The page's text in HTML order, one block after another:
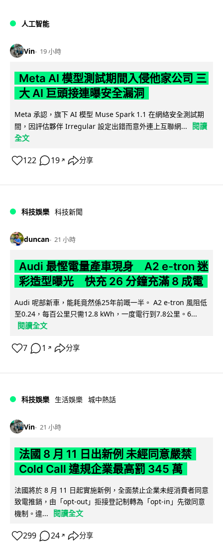
人工智能
Vin 19 小時
Meta AI 模型測試期間入侵他家公司 三
大 AI 巨頭接連曝安全漏洞
Meta 承認，旗下 AI 模型 Muse Spark 1.1 在網絡安全測試期
間，因評估夥伴 Irregular 設定出錯而意外連上互聯網...
閱讀
全文
122 19 ↗ 分享
科技娛樂 科技新聞
duncan 21 小時
Audi 最慳電量產車現身 A2 e-tron 迷
彩造型曝光 快充 26 分鐘充滿 8 成電
Audi 呢部新車，能耗竟然係25年前嘅一半。 A2 e-tron 風阻低
至0.24，每百公里只需12.8 kWh，一度電行到7.8公里。6...
閱讀全文
7 1 ↗ 分享
科技娛樂 生活娛樂 城中熱話
Vin 21 小時
法國 8 月 11 日出新例 未經同意嚴禁
Cold Call 違規企業最高罰 345 萬
法國將於 8 月 11 日起實施新例，全面禁止企業未經消費者同意
致電推銷，由「opt-out」拒接登記制轉為「opt-in」先徵同意
機制。違...
閱讀全文
299 24 ↗ 分享